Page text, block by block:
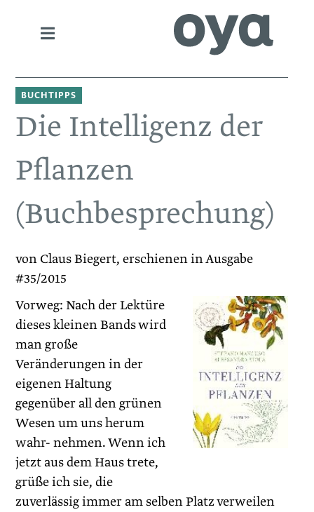
BUCHTIPPS
Die Intelligenz der
Pflanzen
(Buchbesprechung)
von Claus Biegert, erschienen in Ausgabe
#35/2015
Vorweg: Nach der Lektüre
dieses kleinen Bands wird
man große
Veränderungen in der
eigenen Haltung
gegenüber all den grünen
Wesen um uns herum
wahr- nehmen. Wenn ich
jetzt aus dem Haus trete,
grüße ich sie, die
zuverlässig immer am selben Platz verweilen